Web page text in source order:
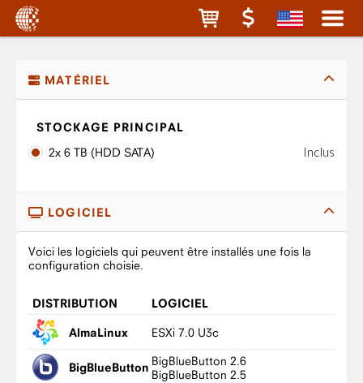
MATÉRIEL
STOCKAGE PRINCIPAL
2x 6 TB (HDD SATA)
Inclus
LOGICIEL
Voici les logiciels qui peuvent être installés une fois la
configuration choisie.
DISTRIBUTION LOGICIEL
AlmaLinux ESXi 7.0 U3c
BigBlueButton BigBlueButton 2.6
BigBlueButton 2.5